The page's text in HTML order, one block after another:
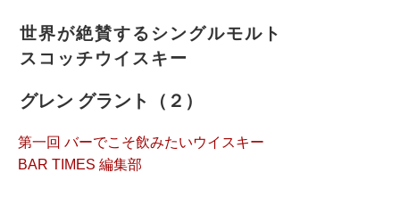
世界が絶賛するシングルモルト
スコッチウイスキー
グレン グラント（２）
第一回 バーでこそ飲みたいウイスキー
BAR TIMES 編集部